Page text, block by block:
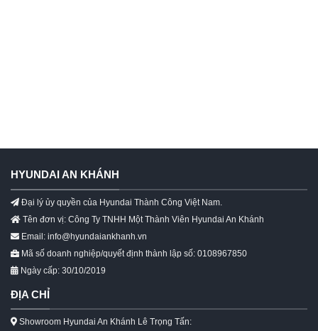
HYUNDAI AN KHÁNH
Đại lý ủy quyền của Hyundai Thành Công Việt Nam.
Tên đơn vị: Công Ty TNHH Một Thành Viên Hyundai An Khánh
Email: info@hyundaiankhanh.vn
Mã số doanh nghiệp/quyết định thành lập số: 0108967850
Ngày cấp: 30/10/2019
ĐỊA CHỈ
Showroom Hyundai An Khánh Lê Trọng Tấn: